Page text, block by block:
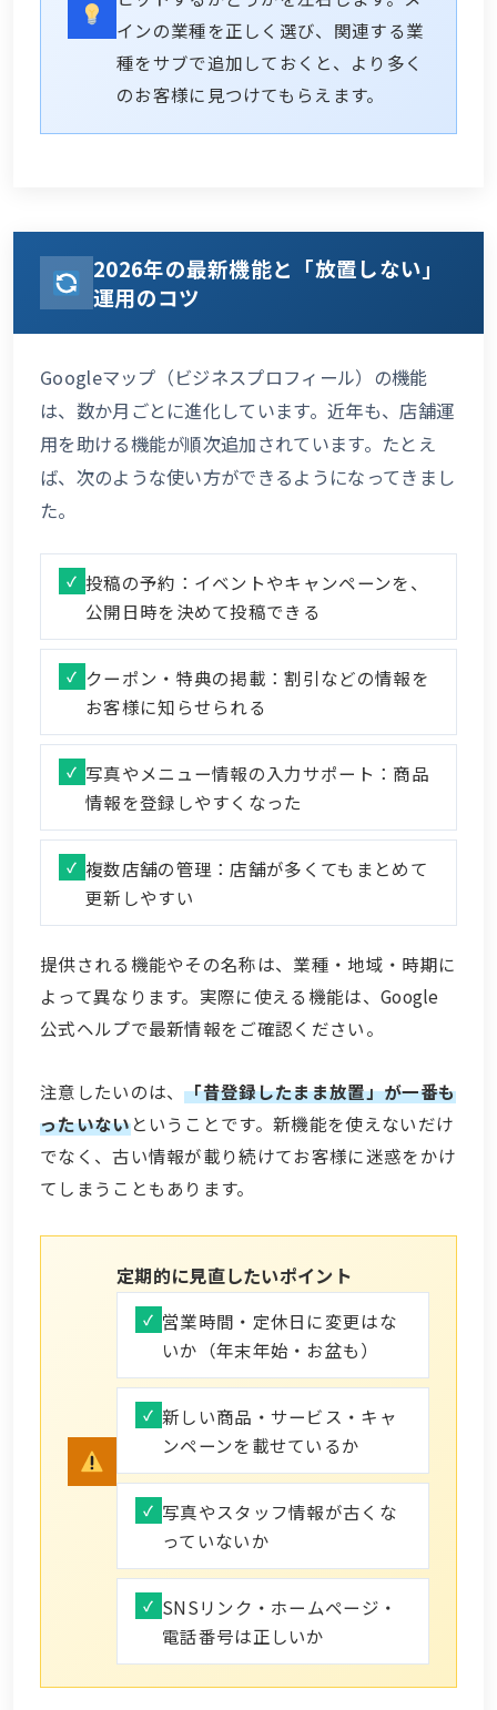
インの業種を正しく選び、関連する業
種をサブで追加しておくと、より多く
のお客様に見つけてもらえます。
2026年の最新機能と「放置しない」
運用のコツ
Googleマップ（ビジネスプロフィール）の機能
は、数か月ごとに進化しています。近年も、店舗運
用を助ける機能が順次追加されています。たとえ
ば、次のような使い方ができるようになってきまし
た。
投稿の予約：イベントやキャンペーンを、
公開日時を決めて投稿できる
クーポン・特典の掲載：割引などの情報を
お客様に知らせられる
写真やメニュー情報の入力サポート：商品
情報を登録しやすくなった
複数店舗の管理：店舗が多くてもまとめて
更新しやすい
提供される機能やその名称は、業種・地域・時期に
よって異なります。実際に使える機能は、Google
公式ヘルプで最新情報をご確認ください。
注意したいのは、「昔登録したまま放置」が一番も
ったいないということです。新機能を使えないだけ
でなく、古い情報が載り続けてお客様に迷惑をかけ
てしまうこともあります。
定期的に見直したいポイント
営業時間・定休日に変更はな
いか（年末年始・お盆も）
新しい商品・サービス・キャ
ンペーンを載せているか
写真やスタッフ情報が古くな
っていないか
SNSリンク・ホームページ・
電話番号は正しいか